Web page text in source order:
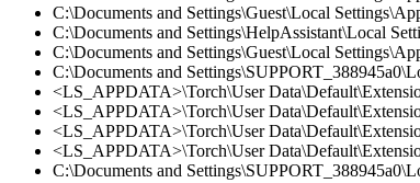
C:\Documents and Settings\Guest\Local
C:\Documents and Settings\HelpAssistant\Local
C:\Documents and Settings\Guest\Local
C:\Documents and
<LS_APPDATA>\Torch\User
<LS_APPDATA>\Torch\User
<LS_APPDATA>\Torch\User
<LS_APPDATA>\Torch\User
C:\Documents and